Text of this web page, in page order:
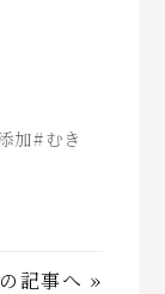
加#むき
記事へ »